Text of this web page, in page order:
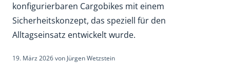
konfigurierbaren Cargobikes mit einem
Sicherheitskonzept, das speziell für den
Alltagseinsatz entwickelt wurde.
19. März 2026von Jürgen Wetzstein